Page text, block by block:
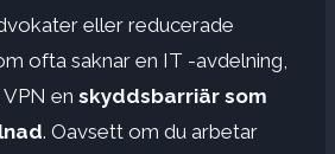
eller reducerade
ofta saknar en IT -avdelning,
en skyddsbarriär som
. Oavsett om du arbetar